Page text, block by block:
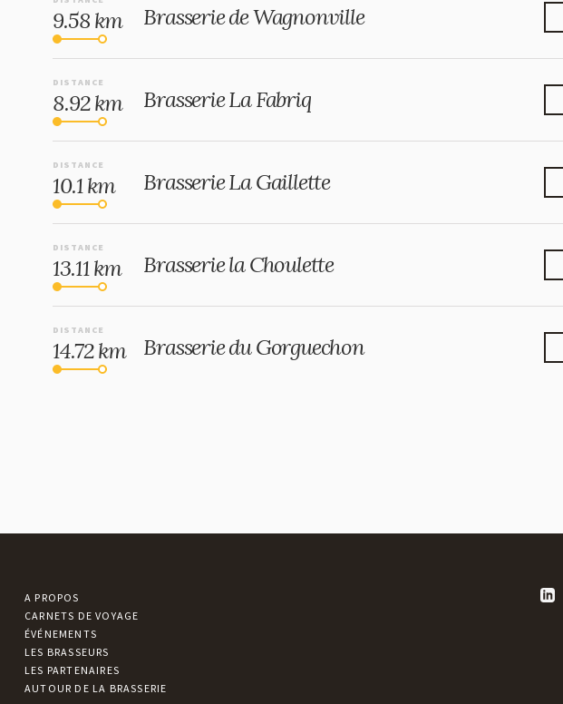
9.58 km Brasserie de Wagnonville
DISTANCE
8.92 km Brasserie La Fabriq
DISTANCE
10.1 km Brasserie La Gaillette
DISTANCE
13.11 km Brasserie la Choulette
DISTANCE
14.72 km Brasserie du Gorguechon
A PROPOS
CARNETS DE VOYAGE
ÉVÉNEMENTS
LES BRASSEURS
LES PARTENAIRES
AUTOUR DE LA BRASSERIE